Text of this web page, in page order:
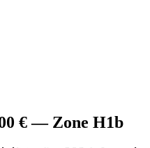
€ — Zone H1b